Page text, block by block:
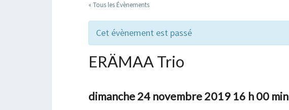
« Tous les Évènements
Cet évènement est passé
ERÄMAA Trio
dimanche 24 novembre 2019 16 h 00 min